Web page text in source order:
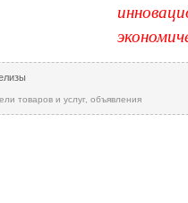
товаров и услуг, объявления